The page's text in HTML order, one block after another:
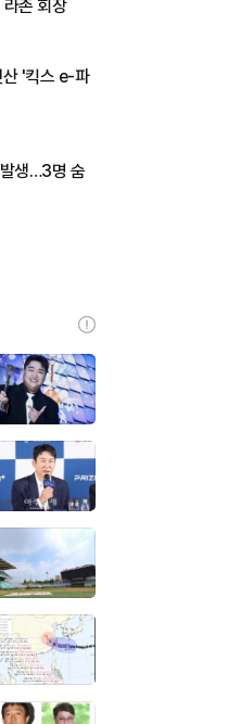
존 회장
'킥스 e-파
생…3명 숨